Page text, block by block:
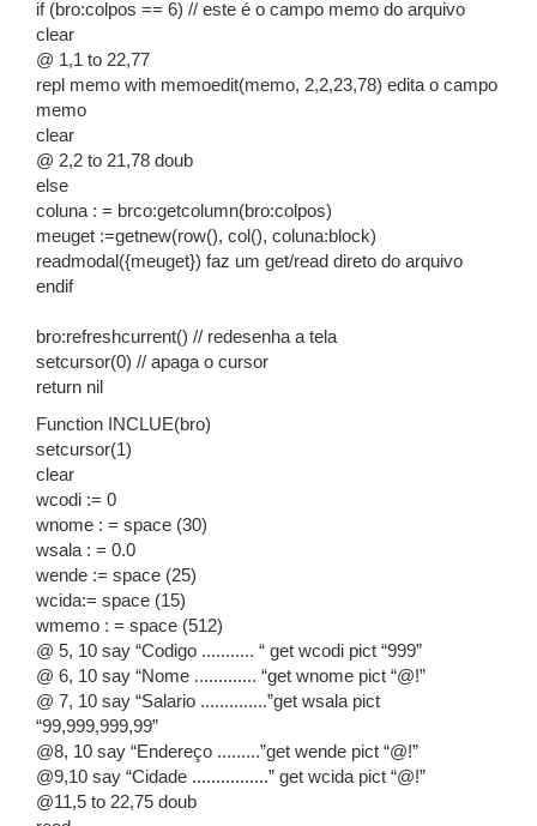
if (bro:colpos == 6) // este é o campo memo do arquivo
clear
@ 1,1 to 22,77
repl memo with memoedit(memo, 2,2,23,78) edita o campo
memo
clear
@ 2,2 to 21,78 doub
else
coluna : = brco:getcolumn(bro:colpos)
meuget :=getnew(row(), col(), coluna:block)
readmodal({meuget}) faz um get/read direto do arquivo
endif
bro:refreshcurrent() // redesenha a tela
setcursor(0) // apaga o cursor
return nil
Function INCLUE(bro)
setcursor(1)
clear
wcodi := 0
wnome : = space (30)
wsala : = 0.0
wende := space (25)
wcida:= space (15)
wmemo : = space (512)
@ 5, 10 say “Codigo ........... “ get wcodi pict “999”
@ 6, 10 say “Nome ............. “get wnome pict “@!”
@ 7, 10 say “Salario ..............”get wsala pict
“99,999,999,99”
@8, 10 say “Endereço .........”get wende pict “@!”
@9,10 say “Cidade ................” get wcida pict “@!”
@11,5 to 22,75 doub